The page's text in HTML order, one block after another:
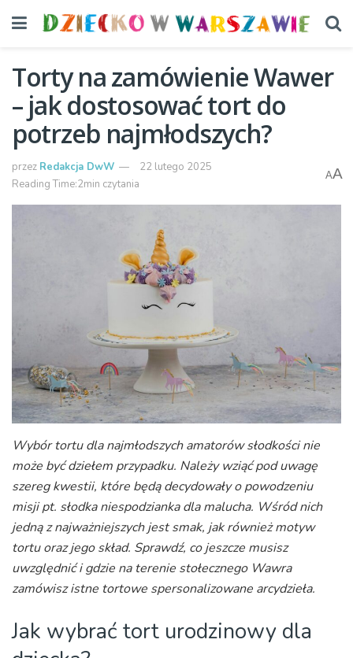
Torty na zamówienie Wawer
– jak dostosować tort do
potrzeb najmłodszych?
przez Redakcja DwW
22 lutego 2025
Reading Time:2min czytania
AA
Wybór tortu dla najmłodszych amatorów słodkości nie
może być dziełem przypadku. Należy wziąć pod uwagę
szereg kwestii, które będą decydowały o powodzeniu
misji pt. słodka niespodzianka dla malucha. Wśród nich
jedną z najważniejszych jest smak, jak również motyw
tortu oraz jego skład. Sprawdź, co jeszcze musisz
uwzględnić i gdzie na terenie stołecznego Wawra
zamówisz istne tortowe spersonalizowane arcydzieła.
Jak wybrać tort urodzinowy dla